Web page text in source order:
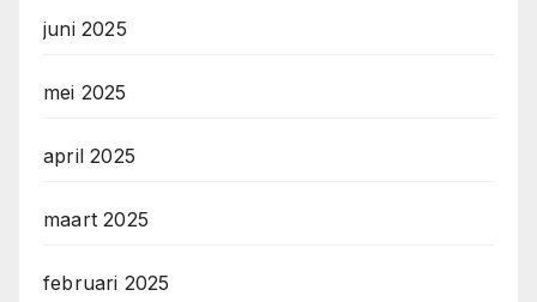
juni 2025
mei 2025
april 2025
maart 2025
februari 2025